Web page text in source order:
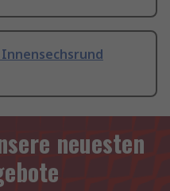
neuesten